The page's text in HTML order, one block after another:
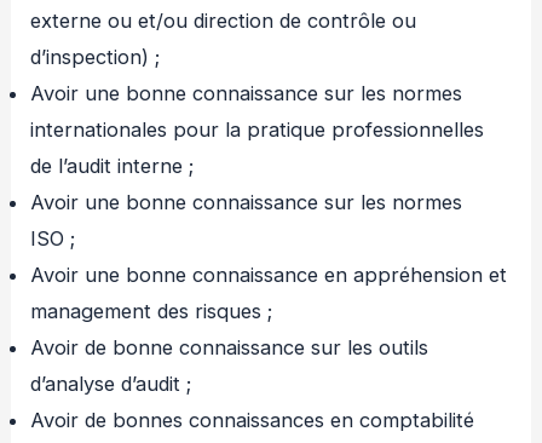
externe ou et/ou direction de contrôle ou
d’inspection) ;
Avoir une bonne connaissance sur les normes
internationales pour la pratique professionnelles
de l’audit interne ;
Avoir une bonne connaissance sur les normes
ISO ;
Avoir une bonne connaissance en appréhension et
management des risques ;
Avoir de bonne connaissance sur les outils
d’analyse d’audit ;
Avoir de bonnes connaissances en comptabilité